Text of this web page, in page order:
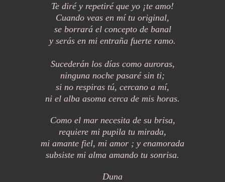
Te diré y repetiré que yo ¡te amo!
Cuando veas en mí tu original,
se borrará el concepto de banal
y serás en mi entraña fuerte ramo.
Sucederán los días como auroras,
ninguna noche pasaré sin ti;
si no respiras tú, cercano a mí,
ni el alba asoma cerca de mis horas.
Como el mar necesita de su brisa,
requiere mi pupila tu mirada,
mi amante fiel, mi amor ; y enamorada
subsiste mi alma amando tu sonrisa.
Duna